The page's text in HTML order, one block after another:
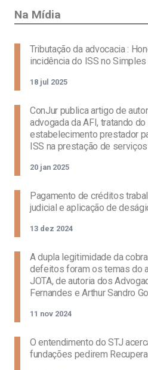
Na Mídia
Tributação da advocacia :
incidência do ISS no Simples
18 jul 2025
ConJur publica artigo de
advogada da AFI, tratando
estabelecimento prestador
ISS na prestação de
20 jan 2025
Pagamento de créditos
judicial e aplicação de
13 dez 2024
A dupla legitimidade da
defeitos foram os temas do
JOTA, de autoria dos
Fernandes e Arthur Sandro
11 nov 2024
O entendimento do STJ
fundações pedirem